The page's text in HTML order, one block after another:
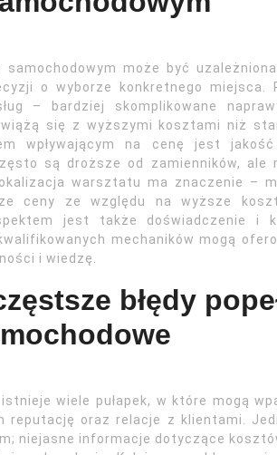
samochodowym może być
o wyborze konkretnego miejsca.
– bardziej skomplikowane
się z wyższymi kosztami niż
wpływającym na cenę jest
są droższe od zamienników, ale
warsztatu ma znaczenie –
ceny ze względu na wyższe
jest także doświadczenie i
mechaników mogą
i wiedzę.
błędy
wiele pułapek, w które mogą
reputację oraz relacje z klientami.
niejasne informacje dotyczące